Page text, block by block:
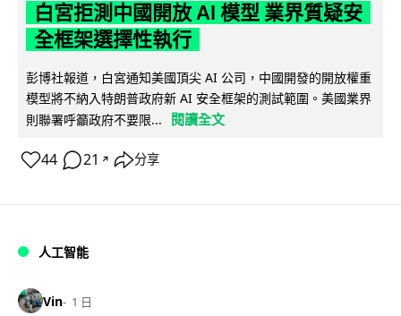
白宮拒測中國開放 AI 模型 業界質疑安
全框架選擇性執行
彭博社報道，白宮通知美國頂尖 AI 公司，中國開發的開放權重
模型將不納入特朗普政府新 AI 安全框架的測試範圍。美國業界
則聯署呼籲政府不要限...
閱讀全文
44 21 ↗ 分享
人工智能
Vin 1 日